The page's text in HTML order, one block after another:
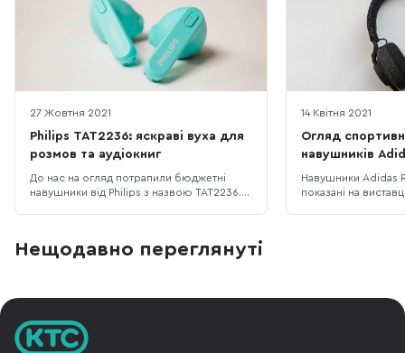
27 Жовтня 2021
Philips TAT2236: яскраві вуха для
розмов та аудіокниг
До нас на огляд потрапили бюджетні
навушники від Philips з назвою TAT2236.
генерував простіші назви. КОМПЛЕКТАЦІЯ
14 Квітня 2021
Огляд
навушників
Навушники Adidas
показані на
Нещодавно переглянуті